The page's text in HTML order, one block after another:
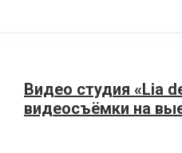
Видео студия «Lia
видеосъёмки на